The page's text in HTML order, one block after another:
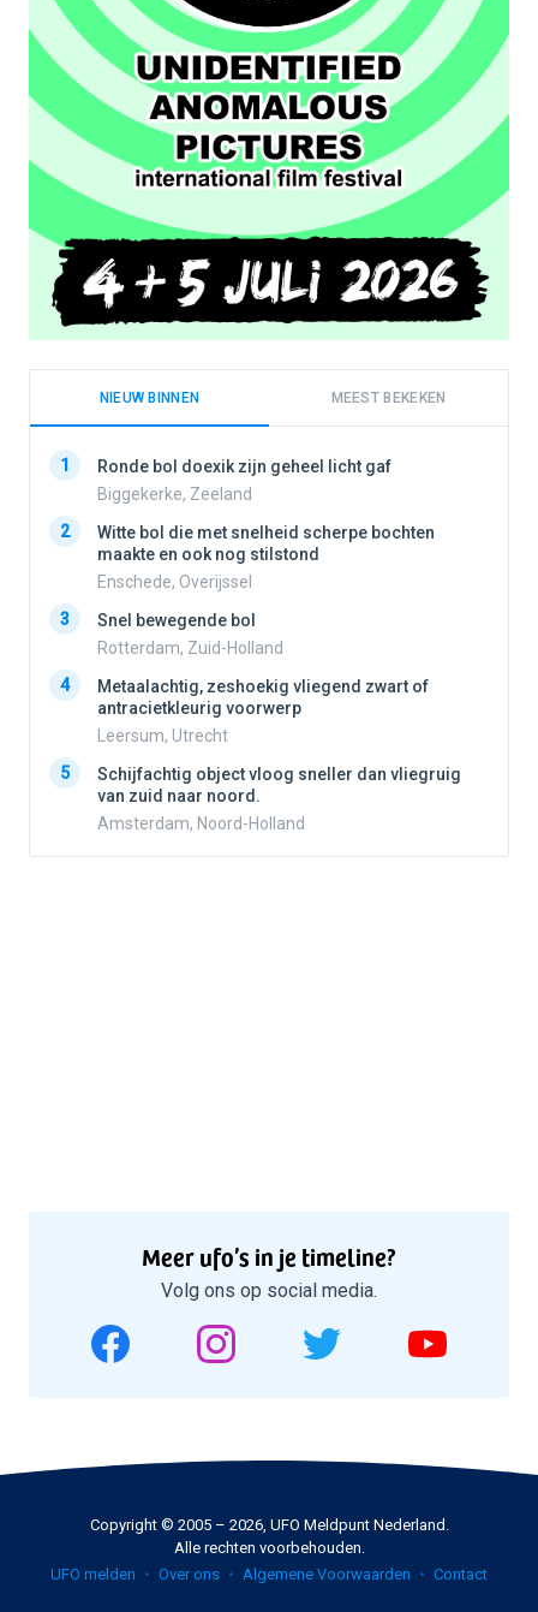
NIEUW BINNEN MEEST BEKEKEN
1
Ronde bol doexik zijn geheel licht gaf
Biggekerke, Zeeland
2
Witte bol die met snelheid scherpe bochten
maakte en ook nog stilstond
Enschede, Overijssel
3
Snel bewegende bol
Rotterdam, Zuid-Holland
4
Metaalachtig, zeshoekig vliegend zwart of
antracietkleurig voorwerp
Leersum, Utrecht
5
Schijfachtig object vloog sneller dan vliegruig
van zuid naar noord.
Amsterdam, Noord-Holland
Meer ufo’s in je timeline?
Volg ons op social media.
Copyright © 2005 – 2026, UFO Meldpunt Nederland.
Alle rechten voorbehouden.
UFO melden
Over ons Algemene Voorwaarden Contact